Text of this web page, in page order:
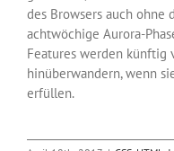
des Browsers auch ohne
achtwöchige Aurora-
Features werden künftig
hinüberwandern, wenn
erfüllen.